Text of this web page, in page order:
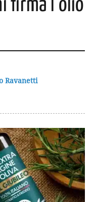
firma l’olio
Ravanetti